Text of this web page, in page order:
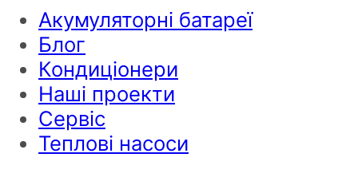
Акумуляторні батареї
Блог
Кондиціонери
Наші проекти
Сервіс
Теплові насоси